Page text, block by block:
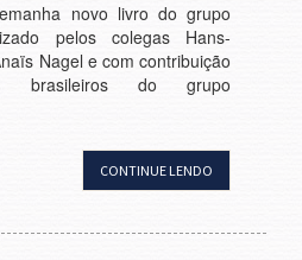
novo livro do grupo
pelos colegas Hans-
Nagel e com contribuição
brasileiros do grupo
CONTINUE LENDO